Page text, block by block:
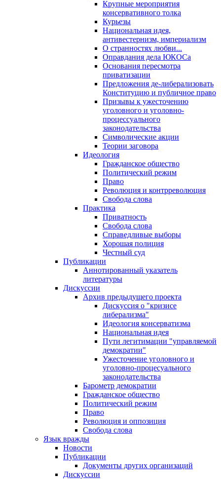
Крупные мероприятия
консервативного толка
Курьезы
Национальная идея,
антивестернизм, империализм
О странностях любви...
Оправдания дела ЮКОСа
Основания пересмотра
приватизации
Предложения де-либерализовать
Конституцию и публичное право
Призывы к ужесточению
уголовного и уголовно-
процессуального
законодательства
Символические акции
Теории заговора
Идеология
Гражданское общество
Политический режим
Право
Революция и контрреволюция
Свобода слова
Практика
Приватность
Свобода слова
Справедливые выборы
Хорошая полиция
Честный суд
Публикации
Аннотированный указатель
литературы
Дискуссии
Архив предыдущего проекта
Дискуссия о "кризисе
либерализма"
Идеология консерватизма
Национальная идея
Пути легитимации "управляемой
демократии"
Ужесточение уголовного и
уголовно-процесуального
законодательства
Барометр демократии
Гражданское общество
Политический режим
Право
Революция и оппозиция
Свобода слова
Язык вражды
Новости
Публикации
Документы других организаций
Дискуссии